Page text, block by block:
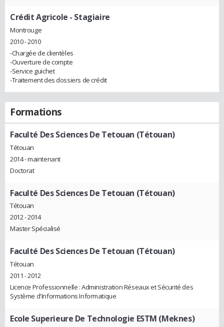
Crédit Agricole - Stagiaire
Montrouge
2010 - 2010
-Chargée de clientèles
-Ouverture de compte
-Service guichet
-Traitement des dossiers de crédit
Formations
Faculté Des Sciences De Tetouan (Tétouan)
Tétouan
2014 - maintenant
Doctorat
Faculté Des Sciences De Tetouan (Tétouan)
Tétouan
2012 - 2014
Master Spécialisé
Faculté Des Sciences De Tetouan (Tétouan)
Tétouan
2011 - 2012
Licence Professionnelle : Administration Réseaux et Sécurité des
Système d'Informations Informatique
Ecole Superieure De Technologie ESTM (Meknes)